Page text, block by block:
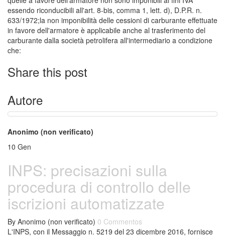
essendo riconducibili all'art. 8-bis, comma 1, lett. d), D.P.R. n.
633/1972;la non imponibilità delle cessioni di carburante effettuate
in favore dell'armatore è applicabile anche al trasferimento del
carburante dalla società petrolifera all'intermediario a condizione
che:
Share this post
Autore
Anonimo (non verificato)
10 Gen
INPS: precisazioni sulla
procedura di controllo delle
iscrizioni automatizzate
By Anonimo (non verificato) 0 Commentos
L'INPS, con il Messaggio n. 5219 del 23 dicembre 2016, fornisce